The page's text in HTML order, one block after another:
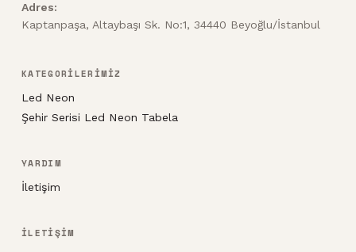
Adres:
Kaptanpaşa, Altaybaşı Sk. No:1, 34440 Beyoğlu/İstanbul
KATEGORİLERİMİZ
Led Neon
Şehir Serisi Led Neon Tabela
YARDIM
İletişim
İLETİŞİM